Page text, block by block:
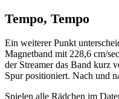
Tempo, Tempo
Ein weiterer Punkt
Magnetband mit 228,6 cm/
der Streamer das Band kurz
Spur positioniert. Nach und
Spielen alle Rädchen im